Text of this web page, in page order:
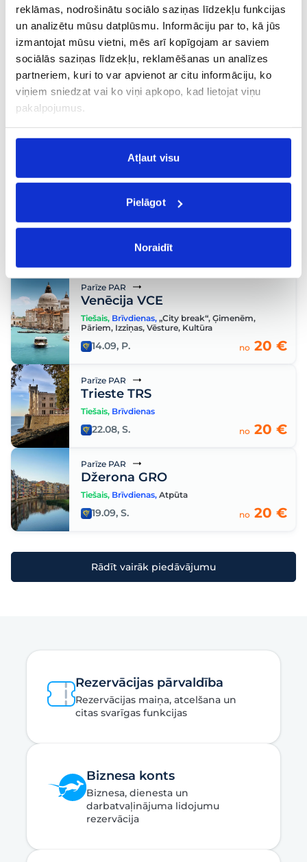
reklāmas, nodrošinātu sociālo saziņas līdzekļu funkcijas
un analizētu mūsu datplūsmu. Informāciju par to, kā jūs
izmantojat mūsu vietni, mēs arī kopīgojam ar saviem
sociālās saziņas līdzekļu, reklamēšanas un analīzes
partneriem, kuri to var apvienot ar citu informāciju, ko
viņiem sniedzat vai ko viņi apkopo, kad lietojat viņu
pakalpojumus.
Atļaut visu
Pielāgot
Noraidīt
no
Parīze PAR
Seviļa SVQ
Tiešais Brīvdienas
27.08, C. no19 €
Brīvdienas Atpūta
Parīze PAR
Venēcija VCE
Tiešais, Brīvdienas, „City break“, Ģimenēm,
Pāriem, Izziņas, Vēsture, Kultūra
14.09, P. no 20 €
Parīze PAR
Trieste TRS
Tiešais, Brīvdienas
22.08, S. no 20 €
Parīze PAR
Džerona GRO
Tiešais, Brīvdienas, Atpūta
19.09, S. no 20 €
Rādīt vairāk piedāvājumu
Rezervācijas pārvaldība
Rezervācijas maiņa, atcelšana un
citas svarīgas funkcijas
Biznesa konts
Biznesa, dienesta un
darbatvaļinājuma lidojumu
rezervācija